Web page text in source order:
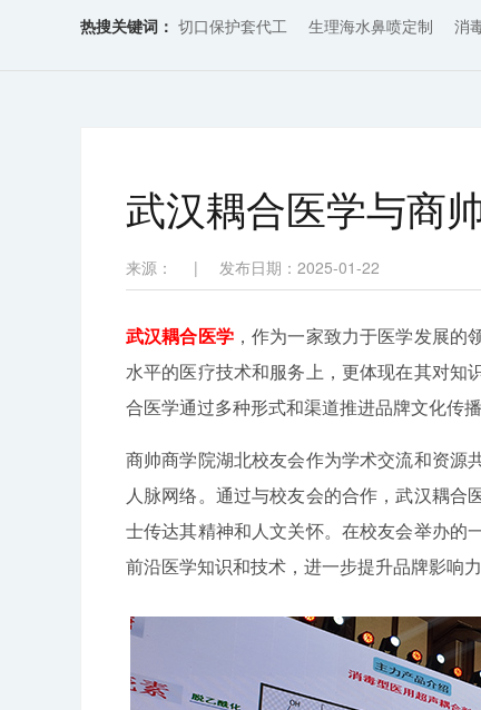
热搜关键词： 切口保护套代工 生理海水鼻喷定制 消
武汉耦合医学与商
来源： | 发布日期：2025-01-22
武汉耦合医学，作为一家致力于医学发展的
水平的医疗技术和服务上，更体现在其对知
合医学通过多种形式和渠道推进品牌文化传播
商帅商学院湖北校友会作为学术交流和资源
人脉网络。通过与校友会的合作，武汉耦合
士传达其精神和人文关怀。在校友会举办的
前沿医学知识和技术，进一步提升品牌影响力